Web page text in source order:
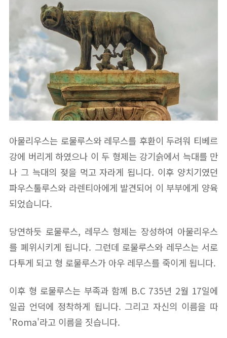
아물리우스는 로물루스와 레무스를 후환이 두려워 티베르
강에 버리게 하였으나 이 두 형제는 강기슭에서 늑대를 만
나 그 늑대의 젖을 먹고 자라게 됩니다. 이후 양치기였던
파우스툴루스와 라렌티아에게 발견되어 이 부부에게 양육
되었습니다.
당연하듯 로물루스, 레무스 형제는 장성하여 아물리우스
를 폐위시키게 됩니다. 그런데 로물루스와 레무스는 서로
다투게 되고 형 로물루스가 아우 레무스를 죽이게 됩니다.
이후 형 로물루스는 부족과 함께 B.C 735년 2월 17일에
일곱 언덕에 정착하게 됩니다. 그리고 자신의 이름을 따
'Roma'라고 이름을 짓습니다.